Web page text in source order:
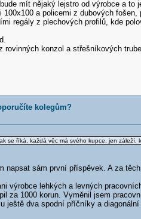
mít nějaký lejstro od výrobce a
a policemi z dubových fošen,
regály z plechových profilů, kde
konzol a střešníkových
kolegům?
se říká, každá věc má svého kupce, jen záleží,
napsat sám první příspěvek. A za
výrobce lehkých a levných
za 1000 korun. Vyměnil jsem
ještě dva spodní příčníky a